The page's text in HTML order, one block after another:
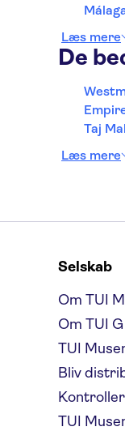
Læs mere
De
Taj
Læs mere
Selskab
Om TUI
Om TUI
TUI
Bliv
TUI